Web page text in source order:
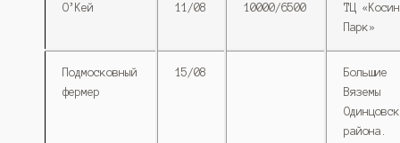
О’Кей 11/08 10000/6500
ТЦ
Парк»
Подмосковный
фермер
15/08
Большие
Вяземы
района.